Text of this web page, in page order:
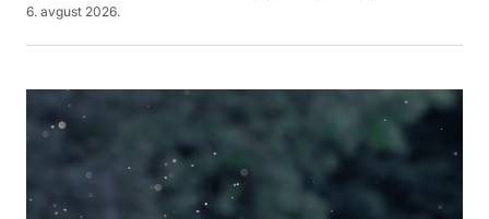
6. avgust 2026.